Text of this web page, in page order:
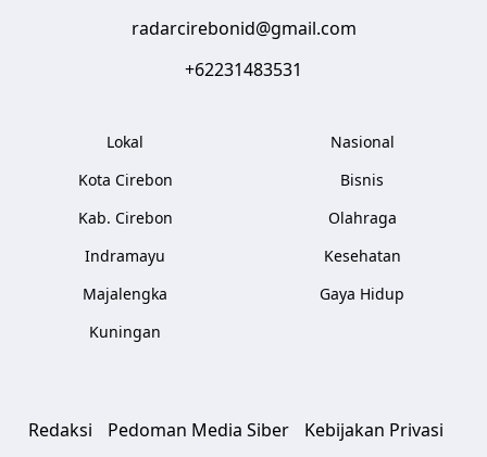
radarcirebonid@gmail.com
+62231483531
Lokal
Kota Cirebon
Kab. Cirebon
Indramayu
Majalengka
Kuningan
Nasional
Bisnis
Olahraga
Kesehatan
Gaya Hidup
Redaksi Pedoman Media Siber
Kebijakan Privasi